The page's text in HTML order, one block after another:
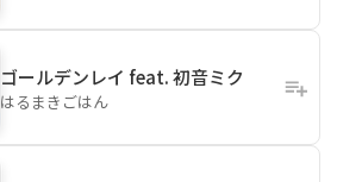
ゴールデンレイ feat. 初音ミク
はるまきごはん